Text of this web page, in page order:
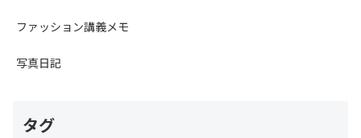
ファッション講義メモ
写真日記
タグ